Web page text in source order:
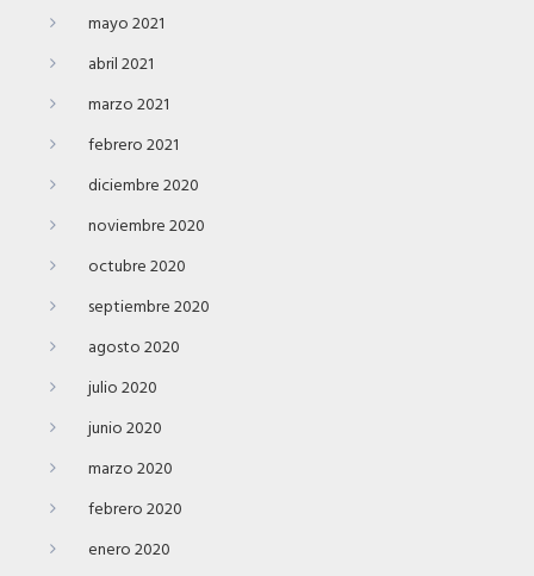
mayo 2021
abril 2021
marzo 2021
febrero 2021
diciembre 2020
noviembre 2020
octubre 2020
septiembre 2020
agosto 2020
julio 2020
junio 2020
marzo 2020
febrero 2020
enero 2020